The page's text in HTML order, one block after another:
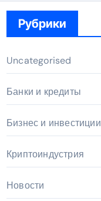
Рубрики
Uncategorised
Банки и кредиты
Бизнес и инвестиции
Криптоиндустрия
Новости